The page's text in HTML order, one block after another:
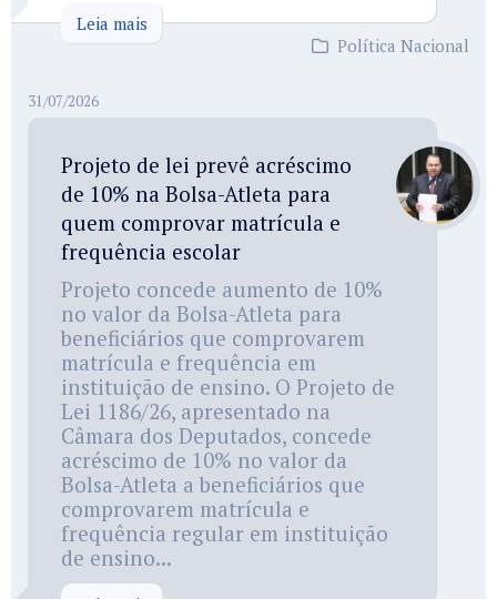
Leia mais
Política Nacional
31/07/2026
Projeto de lei prevê acréscimo
de 10% na Bolsa-Atleta para
quem comprovar matrícula e
frequência escolar
Projeto concede aumento de 10%
no valor da Bolsa-Atleta para
beneficiários que comprovarem
matrícula e frequência em
instituição de ensino. O Projeto de
Lei 1186/26, apresentado na
Câmara dos Deputados, concede
acréscimo de 10% no valor da
Bolsa-Atleta a beneficiários que
comprovarem matrícula e
frequência regular em instituição
de ensino...